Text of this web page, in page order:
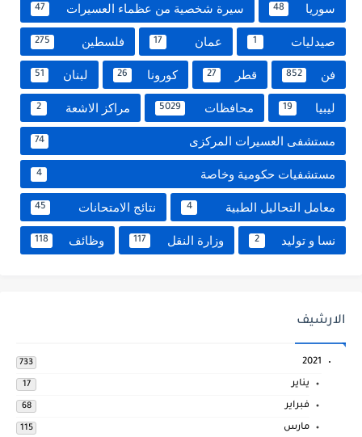
سوريا 48 سيرة شخصية من عظماء العسيرات 47
صيدليات 1 عمان 17 فلسطين 275
فن 852 قطر 27 كورونا 26 لبنان 51
ليبيا 19 محافظات 5029 مراكز الاشعة 2
مستشفى العسيرات المركزى 74
مستشفيات حكومية وخاصة 4
معامل التحاليل الطبية 4 نتائج الامتحانات 45
نسا و توليد 2 وزارة النقل 117 وظائف 118
الارشيف
2021
733
يناير 17
فبراير 68
مارس 115